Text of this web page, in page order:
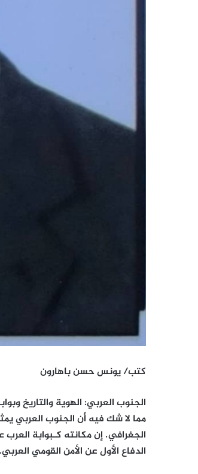
كتب/ يونس حسن باهارون
الجنوب العربي: الهوية والتاريخ
​مما لا شك فيه أن الجنوب العربي
الجغرافي. إن مكانته كـبوابة
الدفاع الأول عن الأمن القومي العربي.